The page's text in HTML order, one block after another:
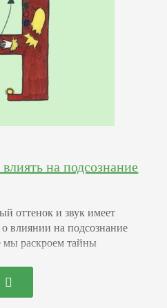
на подсознание
оттенок и звук имеет
о влиянии на подсознание
мы раскроем тайны
психологии и
палитры до создания